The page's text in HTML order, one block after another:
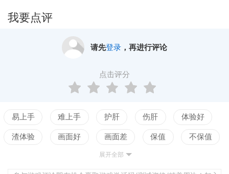
令人震惊的人不依赖于运动或暴力，并且经历了多次
我要点评
请先登录，再进行评论
点击评分
易上手 难上手 护肝 伤肝 体验好
渣体验 画面好 画面差 保值 不保值
测试
展开全部